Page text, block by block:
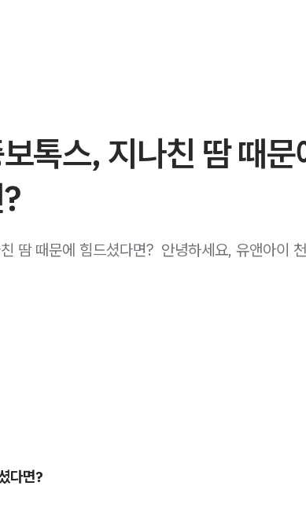
톡스, 지나친 땀 때문
땀 때문에 힘드셨다면? ​ 안녕하세요, 유앤아이
다면?